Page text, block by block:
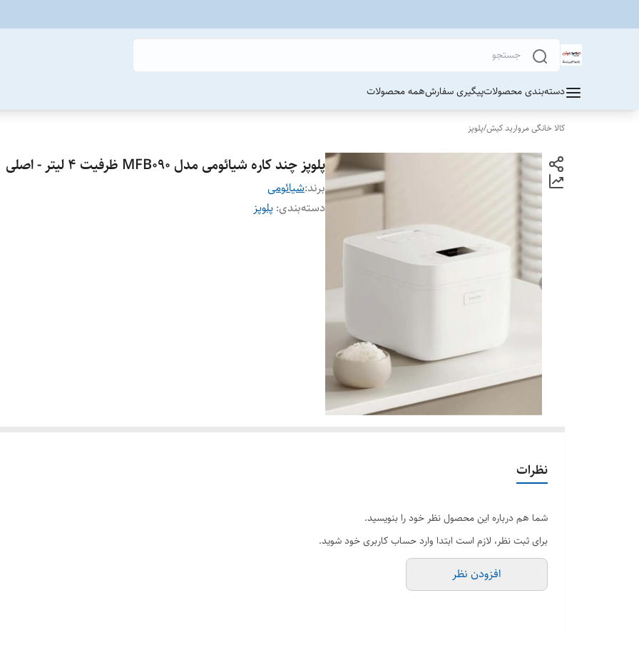
دسته‌بندی محصولاتپیگیری سفارشهمه محصولات
کالا خانگی مروارید کیش/پلوپز
پلوپز چند کاره شیائومی مدل MFB090 ظرفیت ۴ لیتر - اصلی
برند:شیائومی
دسته‌بندی: پلوپز
نظرات
شما هم درباره این محصول نظر خود را بنویسید.
برای ثبت نظر، لازم است ابتدا وارد حساب کاربری خود شوید.
افزودن نظر